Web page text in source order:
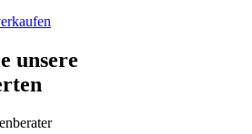
unsere